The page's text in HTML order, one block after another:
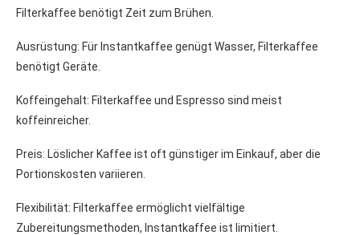
Filterkaffee benötigt Zeit zum Brühen.
Ausrüstung: Für Instantkaffee genügt Wasser, Filterkaffee
benötigt Geräte.
Koffeingehalt: Filterkaffee und Espresso sind meist
koffeinreicher.
Preis: Löslicher Kaffee ist oft günstiger im Einkauf, aber die
Portionskosten variieren.
Flexibilität: Filterkaffee ermöglicht vielfältige
Zubereitungsmethoden, Instantkaffee ist limitiert.